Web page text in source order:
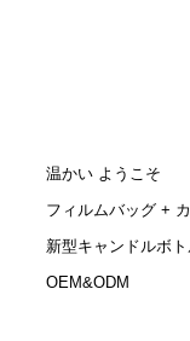
温かい ようこそ
フィルムバッグ +
新型キャンドルボ
OEM&ODM